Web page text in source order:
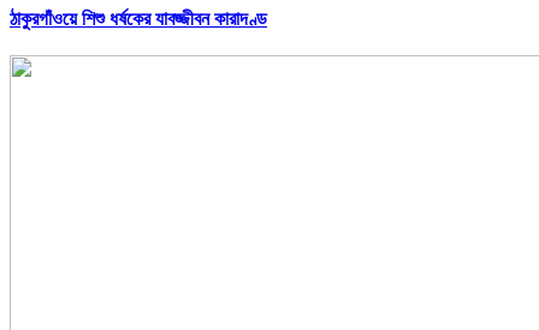
ঠাকুরগাঁওয়ে শিশু ধর্ষকের যাবজ্জীবন কারাদণ্ড